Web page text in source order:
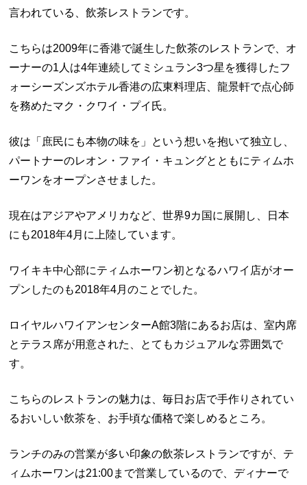
言われている、飲茶レストランです。
こちらは2009年に香港で誕生した飲茶のレストランで、オ
ーナーの1人は4年連続してミシュラン3つ星を獲得したフ
ォーシーズンズホテル香港の広東料理店、龍景軒で点心師
を務めたマク・クワイ・プイ氏。
彼は「庶民にも本物の味を」という想いを抱いて独立し、
パートナーのレオン・ファイ・キュングとともにティムホ
ーワンをオープンさせました。
現在はアジアやアメリカなど、世界9カ国に展開し、日本
にも2018年4月に上陸しています。
ワイキキ中心部にティムホーワン初となるハワイ店がオー
プンしたのも2018年4月のことでした。
ロイヤルハワイアンセンターA館3階にあるお店は、室内席
とテラス席が用意された、とてもカジュアルな雰囲気で
す。
こちらのレストランの魅力は、毎日お店で手作りされてい
るおいしい飲茶を、お手頃な価格で楽しめるところ。
ランチのみの営業が多い印象の飲茶レストランですが、テ
ィムホーワンは21:00まで営業しているので、ディナーで